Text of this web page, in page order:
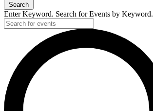
Search
Enter Keyword. Search for Events by Keyword.